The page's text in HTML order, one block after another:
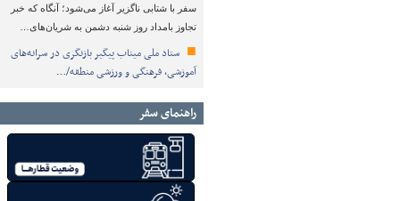
سفر با شتابی ناگزیر آغاز می‌شود؛ آنگاه که خبر
تجاوز بامداد روز شنبه دشمن به شریان‌های…
ستاد ملی میناب پیگیر بازنگری در سرانه‌های
آموزشی، فرهنگی و ورزشی منطقه/…
راهنمای سفر